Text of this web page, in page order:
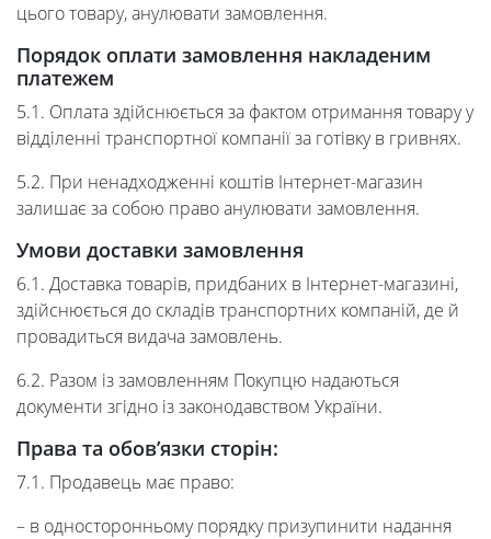
цього товару, анулювати замовлення.
Порядок оплати замовлення накладеним
платежем
5.1. Оплата здійснюється за фактом отримання товару у
відділенні транспортної компанії за готівку в гривнях.
5.2. При ненадходженні коштів Інтернет-магазин
залишає за собою право анулювати замовлення.
Умови доставки замовлення
6.1. Доставка товарів, придбаних в Інтернет-магазині,
здійснюється до складів транспортних компаній, де й
провадиться видача замовлень.
6.2. Разом із замовленням Покупцю надаються
документи згідно із законодавством України.
Права та обов’язки сторін:
7.1. Продавець має право:
– в односторонньому порядку призупинити надання